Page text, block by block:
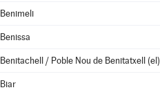
Benimeli
Benissa
Benitachell / Poble Nou de Benitatxell (el)
Biar